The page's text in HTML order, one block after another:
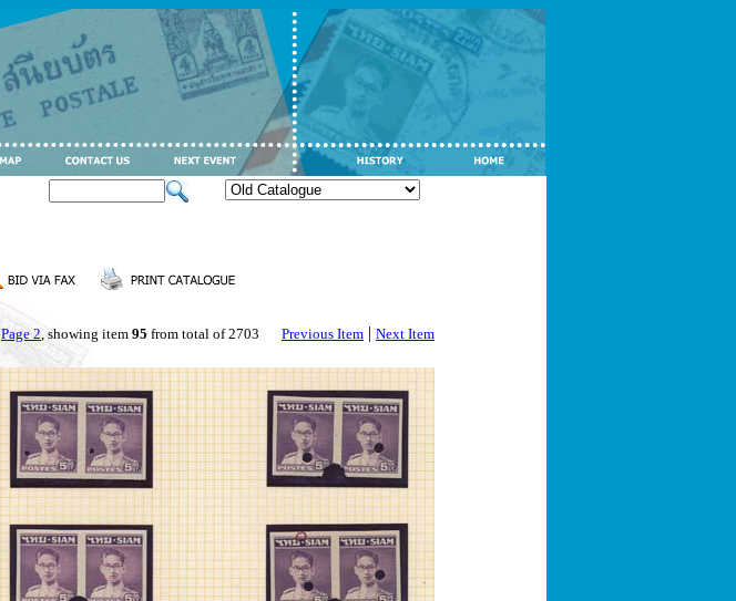
Page 2, showing item 95 from total of 2703 Previous Item | Next Item